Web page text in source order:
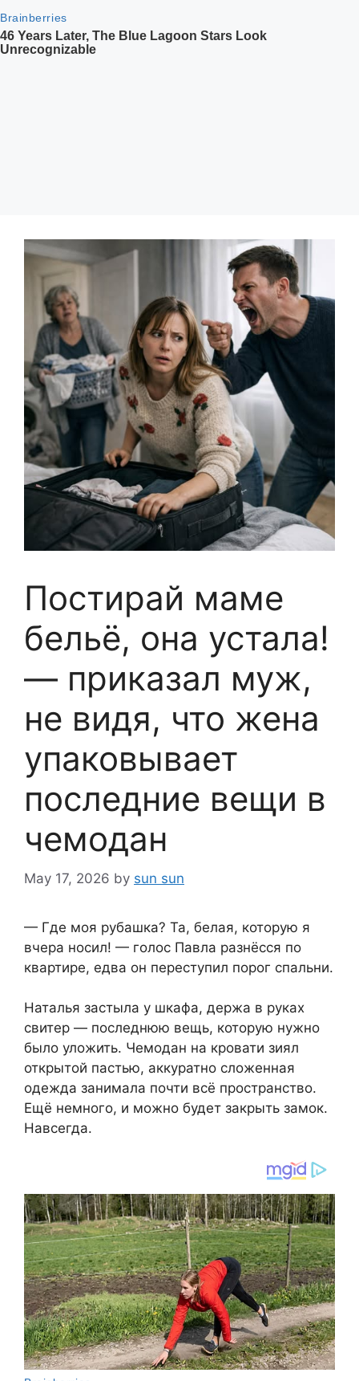
Постирай маме
бельё, она устала!
— приказал муж,
не видя, что жена
упаковывает
последние вещи в
чемодан
May 17, 2026 by sun sun
— Где моя рубашка? Та, белая, которую я
вчера носил! — голос Павла разнёсся по
квартире, едва он переступил порог спальни.
Наталья застыла у шкафа, держа в руках
свитер — последнюю вещь, которую нужно
было уложить. Чемодан на кровати зиял
открытой пастью, аккуратно сложенная
одежда занимала почти всё пространство.
Ещё немного, и можно будет закрыть замок.
Навсегда.